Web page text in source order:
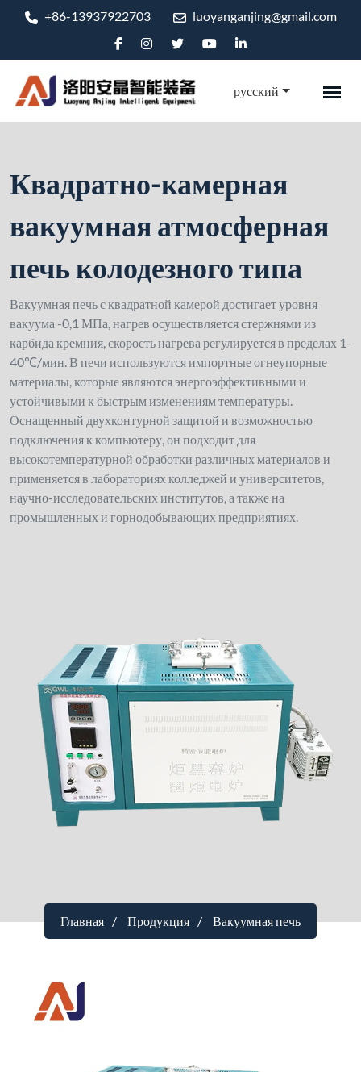
+86-13937922703 luoyanganjing@gmail.com
русский
Квадратно-камерная
вакуумная атмосферная
печь колодезного типа
Вакуумная печь с квадратной камерой достигает уровня
вакуума -0,1 МПа, нагрев осуществляется стержнями из
карбида кремния, скорость нагрева регулируется в пределах 1-
40℃/мин. В печи используются импортные огнеупорные
материалы, которые являются энергоэффективными и
устойчивыми к быстрым изменениям температуры.
Оснащенный двухконтурной защитой и возможностью
подключения к компьютеру, он подходит для
высокотемпературной обработки различных материалов и
применяется в лабораториях колледжей и университетов,
научно-исследовательских институтов, а также на
промышленных и горнодобывающих предприятиях.
Главная Продукция Вакуумная печь